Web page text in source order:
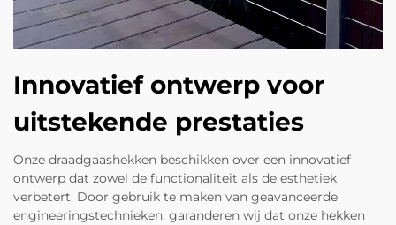
Innovatief ontwerp voor
uitstekende prestaties
Onze draadgaashekken beschikken over een innovatief
ontwerp dat zowel de functionaliteit als de esthetiek
verbetert. Door gebruik te maken van geavanceerde
engineeringstechnieken, garanderen wij dat onze hekken